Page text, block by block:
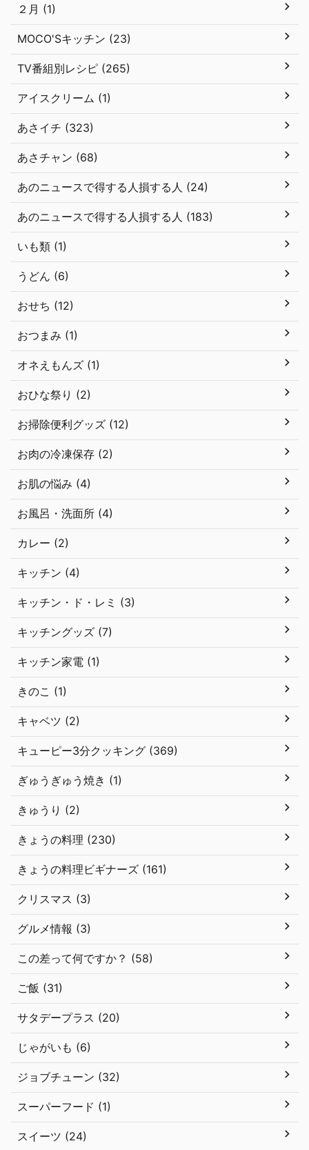
２月 (1)
MOCO'Sキッチン (23)
TV番組別レシピ (265)
アイスクリーム (1)
あさイチ (323)
あさチャン (68)
あのニュースで得する人損する人 (24)
あのニュースで得する人損する人 (183)
いも類 (1)
うどん (6)
おせち (12)
おつまみ (1)
オネえもんズ (1)
おひな祭り (2)
お掃除便利グッズ (12)
お肉の冷凍保存 (2)
お肌の悩み (4)
お風呂・洗面所 (4)
カレー (2)
キッチン (4)
キッチン・ド・レミ (3)
キッチングッズ (7)
キッチン家電 (1)
きのこ (1)
キャベツ (2)
キューピー3分クッキング (369)
ぎゅうぎゅう焼き (1)
きゅうり (2)
きょうの料理 (230)
きょうの料理ビギナーズ (161)
クリスマス (3)
グルメ情報 (3)
この差って何ですか？ (58)
ご飯 (31)
サタデープラス (20)
じゃがいも (6)
ジョブチューン (32)
スーパーフード (1)
スイーツ (24)